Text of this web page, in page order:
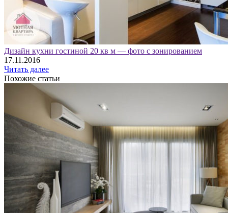
Дизайн кухни гостиной 20 кв м — фото с зонированием
17.11.2016
Читать далее
Похожие статьи